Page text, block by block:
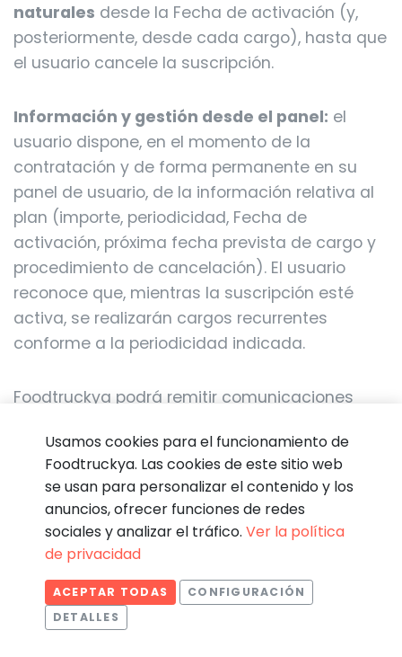
naturales desde la Fecha de activación (y,
posteriormente, desde cada cargo), hasta que
el usuario cancele la suscripción.
Información y gestión desde el panel: el
usuario dispone, en el momento de la
contratación y de forma permanente en su
panel de usuario, de la información relativa al
plan (importe, periodicidad, Fecha de
activación, próxima fecha prevista de cargo y
procedimiento de cancelación). El usuario
reconoce que, mientras la suscripción esté
activa, se realizarán cargos recurrentes
conforme a la periodicidad indicada.
Foodtruckya podrá remitir comunicaciones
correcta prestación del servicio y la gestión de
la suscripción (por ejemplo, confirmación de
activación, incidencias de seguridad, fallos de
cobro, suspensión/reactivación, cambios de
plan o cambios técnicos relevantes).
Aviso previo en supuestos específicos:
cuando exista un
Usamos cookies para el funcionamiento de
Foodtruckya. Las cookies de este sitio web
se usan para personalizar el contenido y los
anuncios, ofrecer funciones de redes
sociales y analizar el tráfico. Ver la política
de privacidad
ACEPTAR TODAS
CONFIGURACIÓN
DETALLES